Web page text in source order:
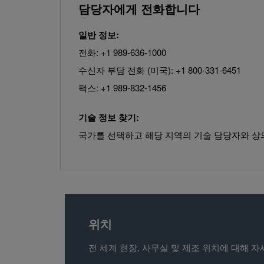
담당자에게 전화합니다
일반 정보:
전화: +1 989-636-1000
수신자 부담 전화 (미국): +1 800-331-6451
팩스: +1 989-832-1456
기술 정보 찾기:
국가를 선택하고 해당 지역의 기술 담당자와 상
위치
전 세계 현장, 사무실 및 제조 위치에 대해 자